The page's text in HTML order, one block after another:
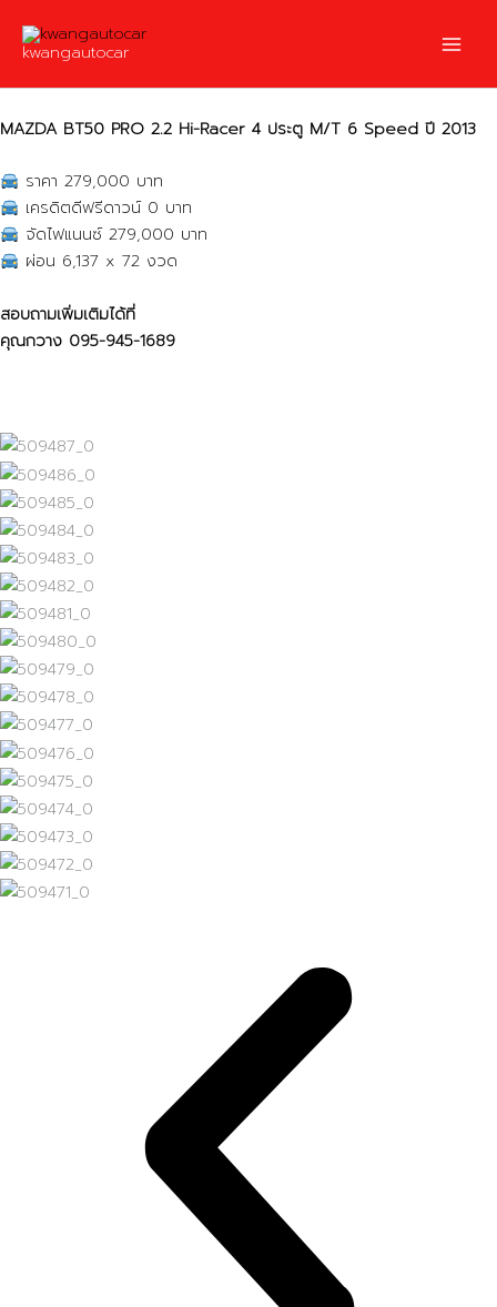
content
kwangautocar
MAZDA BT50 PRO 2.2 Hi-Racer 4 ประตู M/T 6 Speed ปี 2013
ราคา 279,000 บาท
เครดิตดีฟรีดาวน์ 0 บาท
จัดไฟแนนซ์ 279,000 บาท
ผ่อน 6,137 x 72 งวด
สอบถามเพิ่มเติมได้ที่
คุณกวาง 095-945-1689